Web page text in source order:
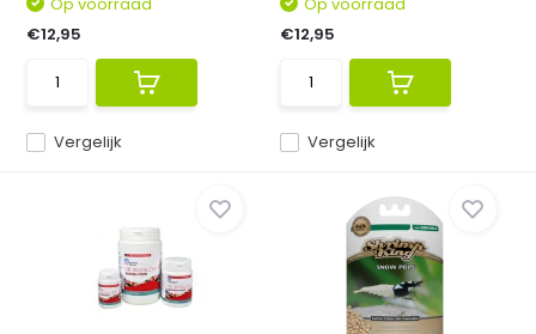
Vergelijk
€12,95
Vergelijk
€12,95